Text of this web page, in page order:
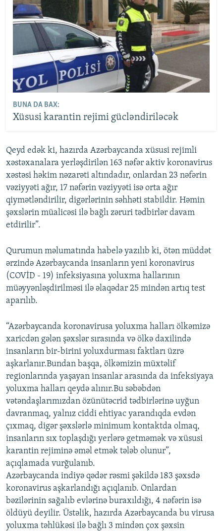
BUNA DA BAX:
Xüsusi karantin rejimi gücləndiriləcək
Qeyd edək ki, hazırda Azərbaycanda xüsusi rejimli
xəstəxanalara yerləşdirilən 163 nəfər aktiv koronavirus
xəstəsi həkim nəzarəti altındadır, onlardan 23 nəfərin
vəziyyəti ağır, 17 nəfərin vəziyyəti isə orta ağır
qiymətləndirilir, digərlərinin səhhəti stabildir. Həmin
şəxslərin müalicəsi ilə bağlı zəruri tədbirlər davam
etdirilir”.
Qurumun məlumatında habelə yazılıb ki, ötən müddət
ərzində Azərbaycanda insanların yeni koronavirus
(COVİD - 19) infeksiyasına yoluxma hallarının
müəyyənləşdirilməsi ilə əlaqədar 25 mindən artıq test
aparılıb.
“Azərbaycanda koronavirusa yoluxma halları ölkəmizə
xaricdən gələn şəxslər sırasında və ölkə daxilində
insanların bir-birini yoluxdurması faktları üzrə
aşkarlanır.Bundan başqa, ölkəmizin müxtəlif
regionlarında yaşayan insanlar arasında da infeksiyaya
yoluxma halları qeydə alınır.Bu səbəbdən
vətəndaşlarımızdan özünütəcrid tədbirlərinə uyğun
davranmaq, yalnız ciddi ehtiyac yarandıqda evdən
çıxmaq, digər şəxslərlə minimum kontaktda olmaq,
insanların sıx toplaşdığı yerlərə getməmək və xüsusi
karantin rejiminə əməl etmək tələb olunur”,
açıqlamada vurğulanıb.
Azərbaycanda indiyə qədər rəsmi şəkildə 183 şəxsdə
koronavirus aşkarlandığı açıqlanıb. Onlardan
bəzilərinin sağalıb evlərinə buraxıldığı, 4 nəfərin isə
öldüyü deyilir. Üstəlik, hazırda Azərbaycanda bu virusa
yoluxma təhlükəsi ilə bağlı 3 mindən çox şəxsin